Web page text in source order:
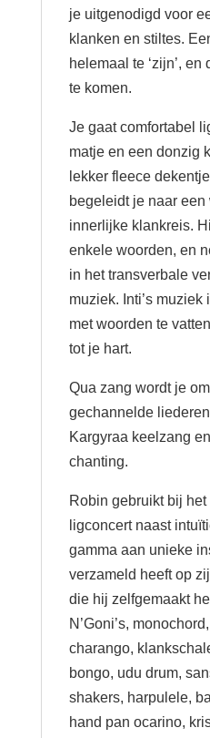
je uitgenodigd voor
klanken en stiltes.
helemaal te ‘zijn’,
te komen.
Je gaat comfortabel
matje en een donzig
lekker fleece
begeleidt je naar
innerlijke klankreis.
enkele woorden, en
in het transverbale
muziek. Inti’s
met woorden te
tot je hart.
Qua zang wordt je
gechannelde
Kargyraa keelzang
chanting.
Robin gebruikt bij het
ligconcert naast
gamma aan unieke
verzameld heeft op
die hij zelfgemaakt
N’Goni’s,
charango,
bongo, udu drum,
shakers, harpulele,
hand pan ocarino,